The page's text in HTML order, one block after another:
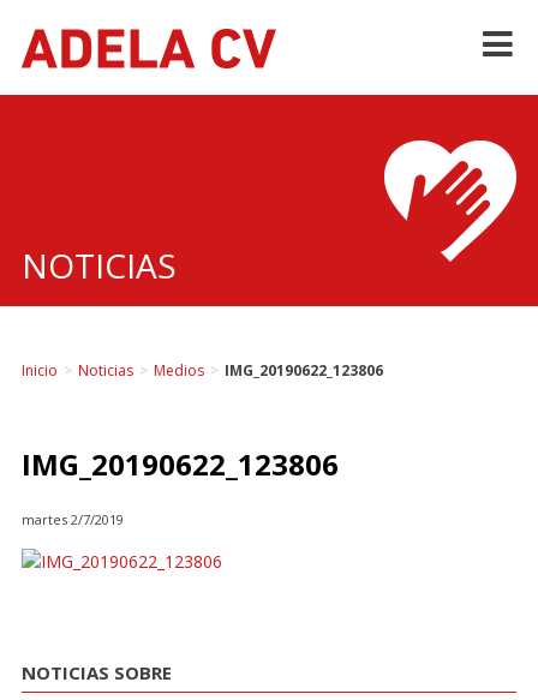
NOTICIAS
Inicio > Noticias > Medios > IMG_20190622_123806
IMG_20190622_123806
martes 2/7/2019
NOTICIAS SOBRE